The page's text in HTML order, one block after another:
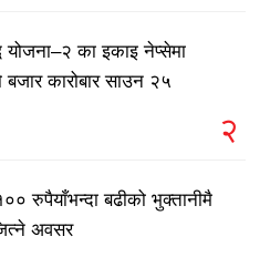
योजना–२ का इकाइ नेप्सेमा
कारोबार साउन २५
२
रुपैयाँभन्दा बढीको भुक्तानीमै
अवसर